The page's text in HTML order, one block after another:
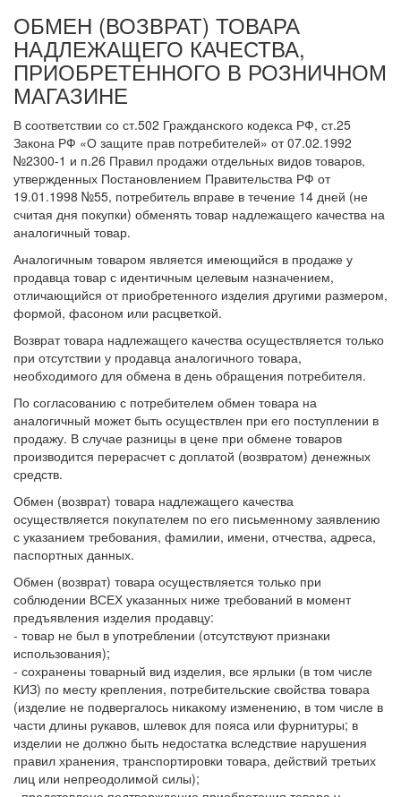
ОБМЕН (ВОЗВРАТ) ТОВАРА
НАДЛЕЖАЩЕГО КАЧЕСТВА,
ПРИОБРЕТЕННОГО В РОЗНИЧНОМ
МАГАЗИНЕ
В соответствии со ст.502 Гражданского кодекса РФ, ст.25
Закона РФ «О защите прав потребителей» от 07.02.1992
№2300-1 и п.26 Правил продажи отдельных видов товаров,
утвержденных Постановлением Правительства РФ от
19.01.1998 №55, потребитель вправе в течение 14 дней (не
считая дня покупки) обменять товар надлежащего качества на
аналогичный товар.
Аналогичным товаром является имеющийся в продаже у
продавца товар с идентичным целевым назначением,
отличающийся от приобретенного изделия другими размером,
формой, фасоном или расцветкой.
Возврат товара надлежащего качества осуществляется только
при отсутствии у продавца аналогичного товара,
необходимого для обмена в день обращения потребителя.
По согласованию с потребителем обмен товара на
аналогичный может быть осуществлен при его поступлении в
продажу. В случае разницы в цене при обмене товаров
производится перерасчет с доплатой (возвратом) денежных
средств.
Обмен (возврат) товара надлежащего качества
осуществляется покупателем по его письменному заявлению
с указанием требования, фамилии, имени, отчества, адреса,
паспортных данных.
Обмен (возврат) товара осуществляется только при
соблюдении ВСЕХ указанных ниже требований в момент
предъявления изделия продавцу:
- товар не был в употреблении (отсутствуют признаки
использования);
- сохранены товарный вид изделия, все ярлыки (в том числе
КИЗ) по месту крепления, потребительские свойства товара
(изделие не подвергалось никакому изменению, в том числе в
части длины рукавов, шлевок для пояса или фурнитуры; в
изделии не должно быть недостатка вследствие нарушения
правил хранения, транспортировки товара, действий третьих
лиц или непреодолимой силы);